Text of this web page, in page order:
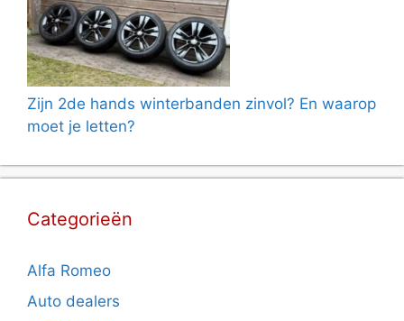
Zijn 2de hands winterbanden zinvol? En waarop
moet je letten?
Categorieën
Alfa Romeo
Auto dealers